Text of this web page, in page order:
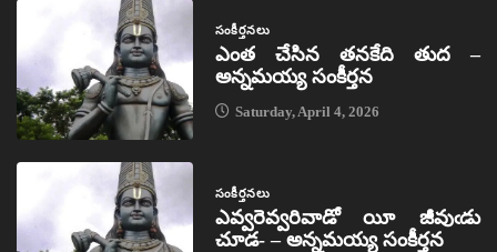
సంకీర్తనలు
ఎంత చేసిన తనకేది తుద –
అన్నమయ్య సంకీర్తన
Saturday, April 4, 2026
సంకీర్తనలు
ఎవ్వరెవ్వరివాడో యీ జీవుఁడు
చూడ- – అన్నమయ్య సంకీర్తన